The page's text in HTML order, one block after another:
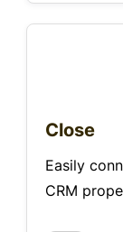
Close
Easily
CRM